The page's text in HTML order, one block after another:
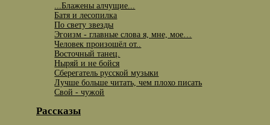
...Блажены алчущие...
Батя и лесопилка
По свету звезды
Эгоизм - главные слова я, мне, мое…
Человек произошёл от..
Восточный танец.
Ныряй и не бойся
Сберегатель русской музыки
Лучше больше читать, чем плохо писать
Свой - чужой
Рассказы